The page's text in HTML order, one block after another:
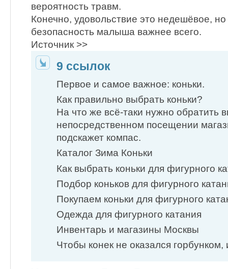
вероятность травм.
Конечно, удовольствие это недешёвое,
безопасность малыша важнее всего.
Источник >>
9 ссылок
Первое и самое важное: коньки.
Как правильно выбрать коньки?
На что же всё-таки нужно обратить
непосредственном посещении
подскажет компас.
Каталог Зима Коньки
Как выбрать коньки для фигурного
Подбор коньков для фигурного
Покупаем коньки для фигурного
Одежда для фигурного катания
Инвентарь и магазины Москвы
Чтобы конек не оказался горбунком,